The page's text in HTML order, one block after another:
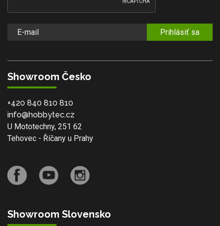
Prihlásiť sa
Showroom Česko
+420 840 810 810
info@hobbytec.cz
U Mototechny, 251 62
Tehovec - Říčany u Prahy
Showroom Slovensko